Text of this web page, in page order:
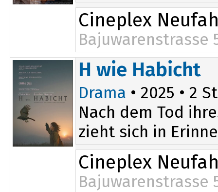
Cineplex
Bajuwarenstrasse
19:30
H wie Habicht
Drama • 2025 • 2
Nach dem Tod
zieht sich in
Cineplex
Bajuwarenstrasse